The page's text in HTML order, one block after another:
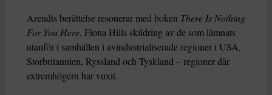
Arendts berättelse resonerar med boken There Is Nothing
For You Here, Fiona Hills skildring av de som lämnats
utanför i samhällen i avindustrialiserade regioner i USA,
Storbritannien, Ryssland och Tyskland – regioner där
extremhögern har vuxit.